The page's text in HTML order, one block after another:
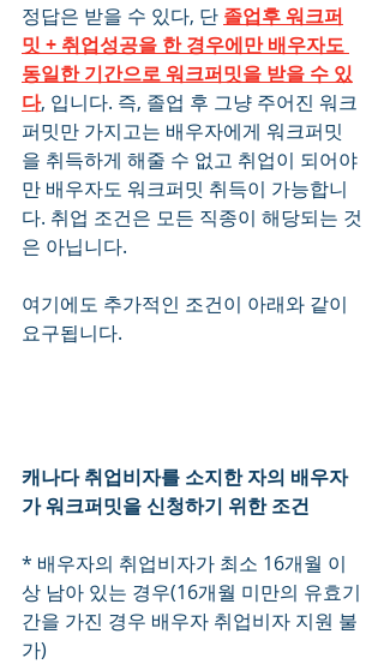
정답은 받을 수 있다, 단 졸업후 워크퍼
밋 + 취업성공을 한 경우에만 배우자도
동일한 기간으로 워크퍼밋을 받을 수 있
다, 입니다. 즉, 졸업 후 그냥 주어진 워크
퍼밋만 가지고는 배우자에게 워크퍼밋
을 취득하게 해줄 수 없고 취업이 되어야
만 배우자도 워크퍼밋 취득이 가능합니
다. 취업 조건은 모든 직종이 해당되는 것
은 아닙니다.
여기에도 추가적인 조건이 아래와 같이
요구됩니다.
캐나다 취업비자를 소지한 자의 배우자
가 워크퍼밋을 신청하기 위한 조건
* 배우자의 취업비자가 최소 16개월 이
상 남아 있는 경우(16개월 미만의 유효기
간을 가진 경우 배우자 취업비자 지원 불
가)